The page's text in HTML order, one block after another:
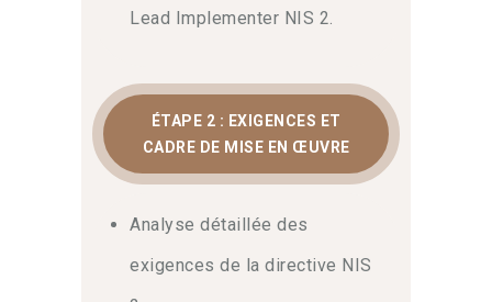
Lead Implementer NIS 2.
ÉTAPE 2 : EXIGENCES ET
CADRE DE MISE EN ŒUVRE
Analyse détaillée des
exigences de la directive NIS